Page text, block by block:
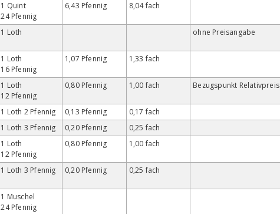
1 Quint
24 Pfennig
6,43 Pfennig 8,04 fach
1 Loth ohne Preisangabe
1 Loth
16 Pfennig
1,07 Pfennig 1,33 fach
1 Loth
12 Pfennig
0,80 Pfennig 1,00 fach Bezugspunkt Relativpreis
1 Loth 2 Pfennig 0,13 Pfennig
0,17 fach
1 Loth 3 Pfennig 0,20 Pfennig
0,25 fach
1 Loth
12 Pfennig
0,80 Pfennig 1,00 fach
1 Loth 3 Pfennig 0,20 Pfennig 0,25 fach
1 Muschel
24 Pfennig